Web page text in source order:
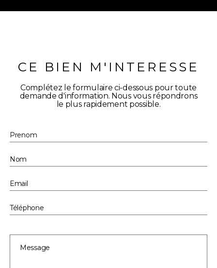
CE BIEN M'INTERESSE
Complétez le formulaire ci-dessous pour toute
demande d'information. Nous vous répondrons
le plus rapidement possible.